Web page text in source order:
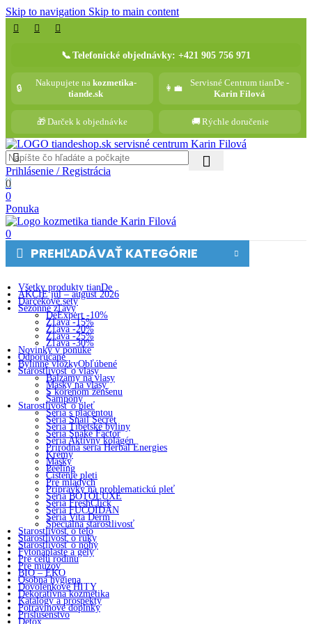
Skip to navigation Skip to main content
📞 Telefonické objednávky: +421 905 756 971
🔒
Nakupujete na kozmetika-
tiande.sk
👩‍💼
Servisné Centrum tianDe -
Karin Filová
🎁Darček k objednávke 🚚Rýchle doručenie
Prihlásenie / Registrácia
0
0
Ponuka
0
PREHĽADÁVAŤ KATEGÓRIE
Všetky produkty tianDe
AKCIE júl – august 2026
Darčekové sety
Sezónne zľavy
DeExpert -10%
Zľava -15%
Zľava -20%
Zľava -25%
Zľava -30%
Novinky v ponuke
Odporúčané
Bylinné vložkyObľúbené
Starostlivosť o vlasy
Balzamy na vlasy
Masky na vlasy
S koreňom ženšenu
Šampóny
Starostlivosť o pleť
Séria s placentou
Séria Snail Secret
Séria Tibetské byliny
Séria Snake Factor
Séria Aktívny kolagén
Prírodná seria Herbal Energies
Krémy
Masky
Peeling
Čistenie pleti
Pre mladých
Prípravky na problematickú pleť
Séria BOTOLUXE
Séria FreshClick
Séria FUCOIDAN
Séria Vita Derm
Špeciálna starostlivosť
Starostlivosť o telo
Starostlivosť o ruky
Starostlivosť o nohy
Fytonáplaste a gély
Pre celú rodinu
Pre mužov
BIO – EKO
Osobná hygiena
Dovolenkové HITY
Dekoratívna kozmetika
Katalógy a prospekty
Potravinové doplnky
Príslušenstvo
Detox